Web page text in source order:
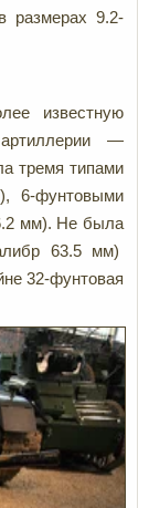
размерах 9.2-
известную
—
тремя типами
6-фунтовыми
мм). Не была
63.5 мм)
32-фунтовая